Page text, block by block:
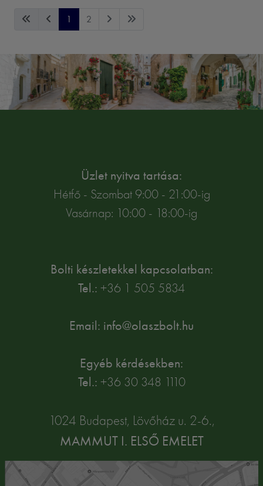
1 2
Üzlet nyitva tartása:
Hétfő - Szombat 9:00 - 21:00-ig
Vasárnap: 10:00 - 18:00-ig
Bolti készletekkel kapcsolatban:
Tel.: +36 1 505 5834
Email: info@olaszbolt.hu
Egyéb kérdésekben:
Tel.: +36 30 348 1110
1024 Budapest, Lövőház u. 2-6.,
MAMMUT I. ELSŐ EMELET